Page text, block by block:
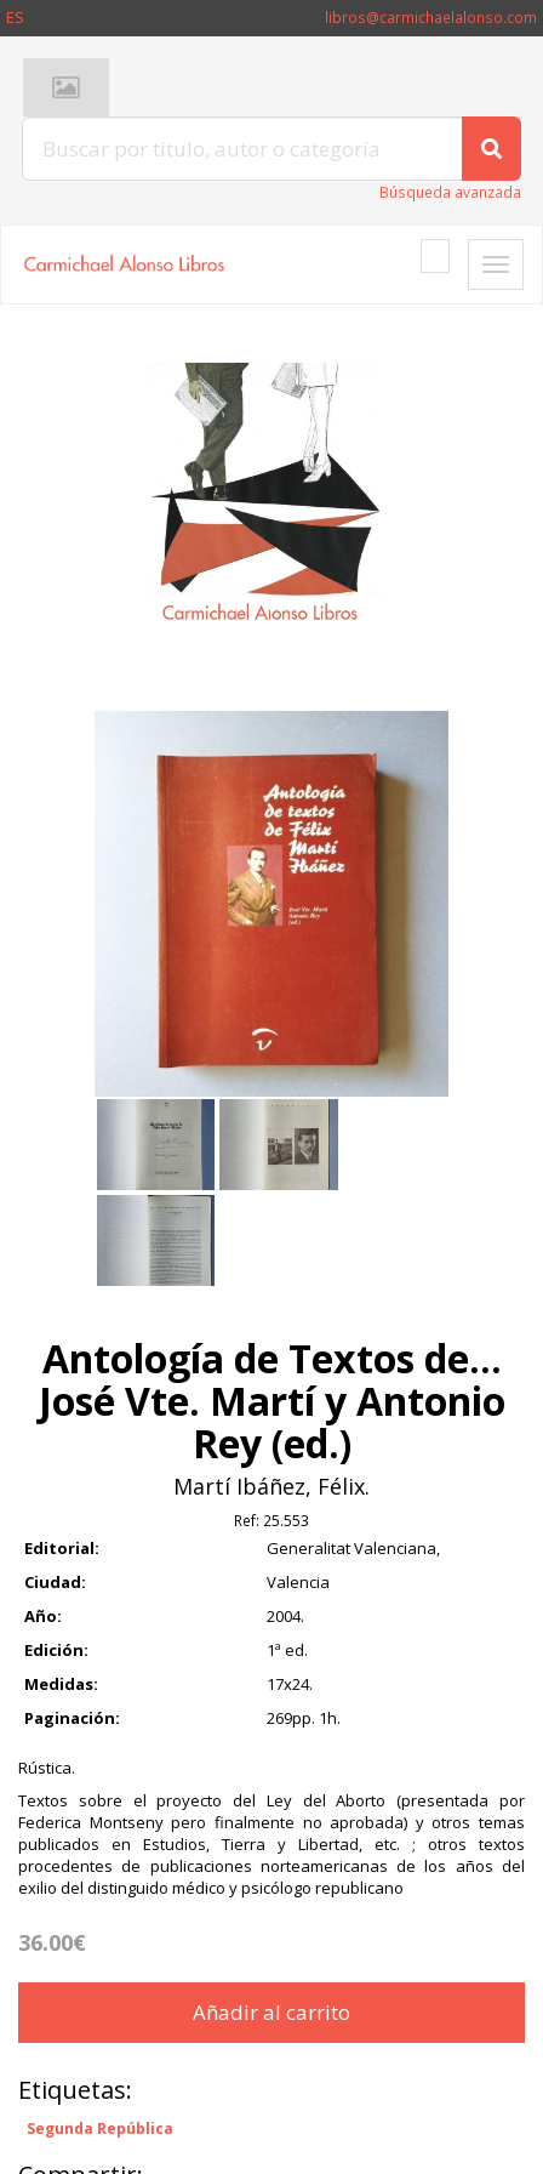
ES libros@carmichaelalonso.com
Búsqueda avanzada
Toggle
Antología de Textos de...
José Vte. Martí y Antonio
Rey (ed.)
Martí Ibáñez, Félix.
Ref: 25.553
Editorial:
Generalitat Valenciana,
Ciudad:
Valencia
Año:
2004.
Edición:
1ª ed.
Medidas:
17x24.
Paginación:
269pp. 1h.
Rústica.
Textos sobre el proyecto del Ley del Aborto (presentada por
Federica Montseny pero finalmente no aprobada) y otros temas
publicados en Estudios, Tierra y Libertad, etc. ; otros textos
procedentes de publicaciones norteamericanas de los años del
exilio del distinguido médico y psicólogo republicano
36.00€
Añadir al carrito
Etiquetas:
Segunda República